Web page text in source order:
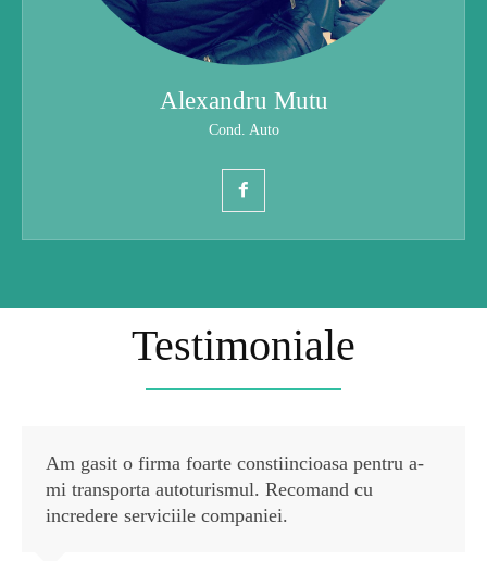
Alexandru Mutu
Cond. Auto
Testimoniale
Am gasit o firma foarte constiincioasa pentru a-
mi transporta autoturismul. Recomand cu
incredere serviciile companiei.